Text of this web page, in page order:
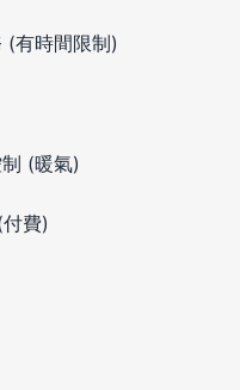
(有時間限制)
(暖氣)
費)